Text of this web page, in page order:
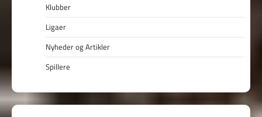
Klubber
Ligaer
Nyheder og Artikler
Spillere